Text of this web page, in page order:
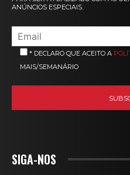
ANÚNCIOS ESPECIAIS.
* DECLARO QUE ACEITO A
MAIS/SEMANÁRIO
SIGA-NOS